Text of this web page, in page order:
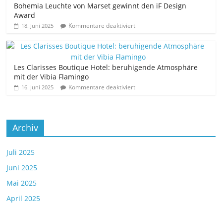
Bohemia Leuchte von Marset gewinnt den iF Design
Award
18. Juni 2025 Kommentare deaktiviert
Les Clarisses Boutique Hotel: beruhigende Atmosphäre
mit der Vibia Flamingo
16. Juni 2025 Kommentare deaktiviert
Archiv
Juli 2025
Juni 2025
Mai 2025
April 2025